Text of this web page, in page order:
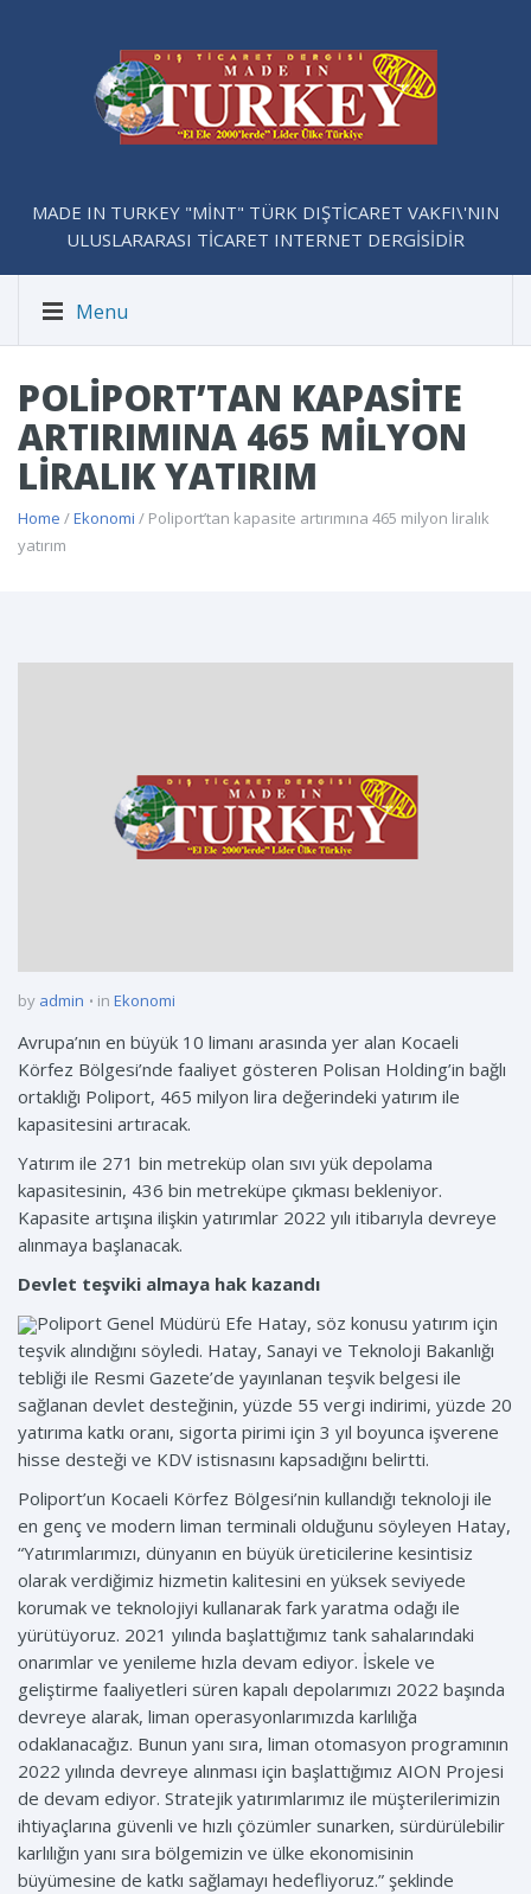
MADE IN TURKEY "MİNT" TÜRK DIŞTİCARET VAKFI\'NIN
ULUSLARARASI TİCARET INTERNET DERGİSİDİR
Menu
POLIPORT’TAN KAPASITE
ARTIRIMINA 465 MILYON
LIRALIK YATIRIM
Home /Ekonomi / Poliport’tan kapasite artırımına 465 milyon liralık
yatırım
by admin in Ekonomi
Avrupa’nın en büyük 10 limanı arasında yer alan Kocaeli
Körfez Bölgesi’nde faaliyet gösteren Polisan Holding’in bağlı
ortaklığı Poliport, 465 milyon lira değerindeki yatırım ile
kapasitesini artıracak.
Yatırım ile 271 bin metreküp olan sıvı yük depolama
kapasitesinin, 436 bin metreküpe çıkması bekleniyor.
Kapasite artışına ilişkin yatırımlar 2022 yılı itibarıyla devreye
alınmaya başlanacak.
Devlet teşviki almaya hak kazandı
Poliport Genel Müdürü Efe Hatay, söz konusu yatırım için
teşvik alındığını söyledi. Hatay, Sanayi ve Teknoloji Bakanlığı
tebliği ile Resmi Gazete’de yayınlanan teşvik belgesi ile
sağlanan devlet desteğinin, yüzde 55 vergi indirimi, yüzde 20
yatırıma katkı oranı, sigorta pirimi için 3 yıl boyunca işverene
hisse desteği ve KDV istisnasını kapsadığını belirtti.
Poliport’un Kocaeli Körfez Bölgesi’nin kullandığı teknoloji ile
en genç ve modern liman terminali olduğunu söyleyen Hatay,
“Yatırımlarımızı, dünyanın en büyük üreticilerine kesintisiz
olarak verdiğimiz hizmetin kalitesini en yüksek seviyede
korumak ve teknolojiyi kullanarak fark yaratma odağı ile
yürütüyoruz. 2021 yılında başlattığımız tank sahalarındaki
onarımlar ve yenileme hızla devam ediyor. İskele ve
geliştirme faaliyetleri süren kapalı depolarımızı 2022 başında
devreye alarak, liman operasyonlarımızda karlılığa
odaklanacağız. Bunun yanı sıra, liman otomasyon programının
2022 yılında devreye alınması için başlattığımız AION Projesi
de devam ediyor. Stratejik yatırımlarımız ile müşterilerimizin
ihtiyaçlarına güvenli ve hızlı çözümler sunarken, sürdürülebilir
karlılığın yanı sıra bölgemizin ve ülke ekonomisinin
büyümesine de katkı sağlamayı hedefliyoruz.” şeklinde